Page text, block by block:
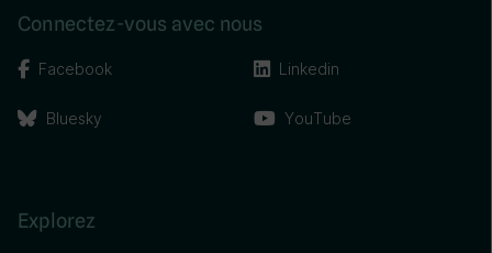
Connectez-vous avec nous
Facebook
Bluesky
Linkedin
YouTube
Explorez